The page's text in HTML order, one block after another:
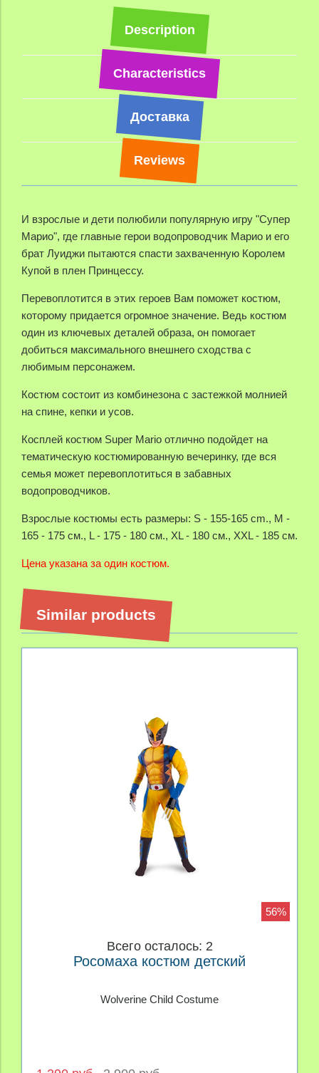
Description
Characteristics
Доставка
Reviews
И взрослые и дети полюбили популярную игру "Супер
Марио", где главные герои водопроводчик Марио и его
брат Луиджи пытаются спасти захваченную Королем
Купой в плен Принцессу.
Перевоплотится в этих героев Вам поможет костюм,
которому придается огромное значение. Ведь костюм
один из ключевых деталей образа, он помогает
добиться максимального внешнего сходства с
любимым персонажем.
Костюм состоит из комбинезона с застежкой молнией
на спине, кепки и усов.
Косплей костюм Super Mario отлично подойдет на
тематическую костюмированную вечеринку, где вся
семья может перевоплотиться в забавных
водопроводчиков.
Взрослые костюмы есть размеры: S - 155-165 cm., M -
165 - 175 см., L - 175 - 180 см., XL - 180 см., XXL - 185 см.
Цена указана за один костюм.
Similar products
56%
Всего осталось: 2
Росомаха костюм детский
Wolverine Child Costume